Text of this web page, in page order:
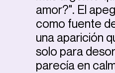
amor?". El
como fuente
una aparición
solo para
parecía en